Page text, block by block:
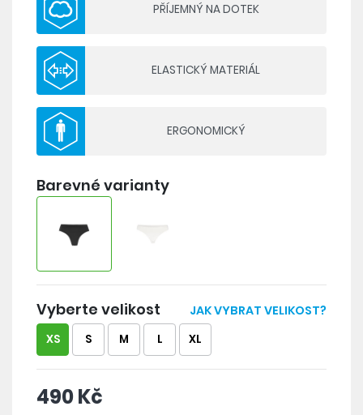
PŘÍJEMNÝ NA DOTEK
ELASTICKÝ MATERIÁL
ERGONOMICKÝ
Barevné varianty
Vyberte velikost JAK VYBRAT VELIKOST?
XS S M L XL
490 Kč